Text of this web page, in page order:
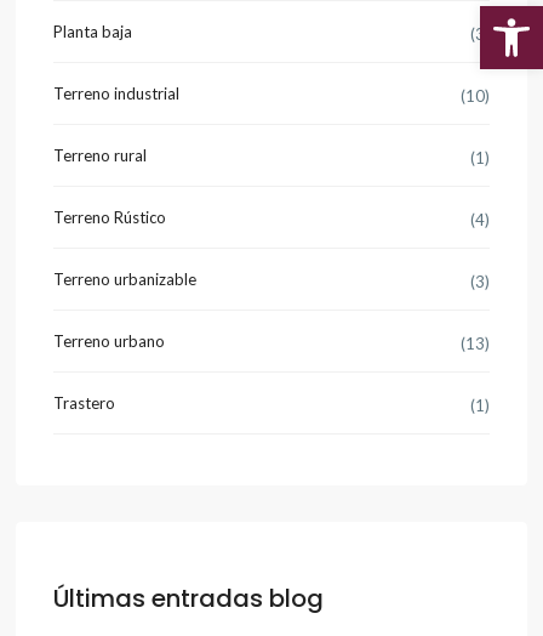
Planta baja (3)
Terreno industrial (10)
Terreno rural (1)
Terreno Rústico (4)
Terreno urbanizable (3)
Terreno urbano (13)
Trastero (1)
Últimas entradas blog